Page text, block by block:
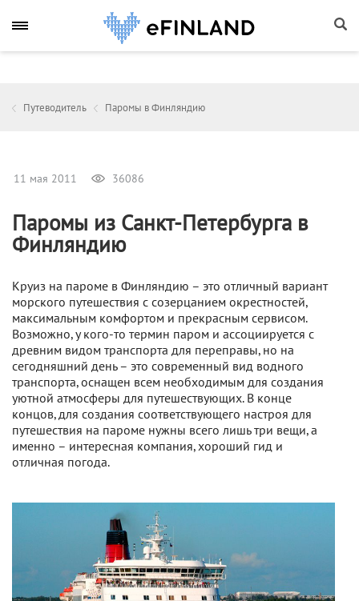
Путеводитель Паромы в Финляндию
11 мая 2011 36086
Паромы из Санкт-Петербурга в
Финляндию
Круиз на пароме в Финляндию – это отличный вариант
морского путешествия с созерцанием окрестностей,
максимальным комфортом и прекрасным сервисом.
Возможно, у кого-то термин паром и ассоциируется с
древним видом транспорта для переправы, но на
сегодняшний день – это современный вид водного
транспорта, оснащен всем необходимым для создания
уютной атмосферы для путешествующих. В конце
концов, для создания соответствующего настроя для
путешествия на пароме нужны всего лишь три вещи, а
именно – интересная компания, хороший гид и
отличная погода.